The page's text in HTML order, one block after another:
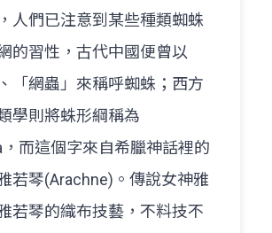
人們已注意到某些種類蜘蛛
的習性，古代中國便曾以
「網蟲」來稱呼蜘蛛；西方
學則將蛛形綱稱為
而這個字來自希臘神話裡的
若琴(Arachne)。傳說女神雅
若琴的織布技藝，不料技不